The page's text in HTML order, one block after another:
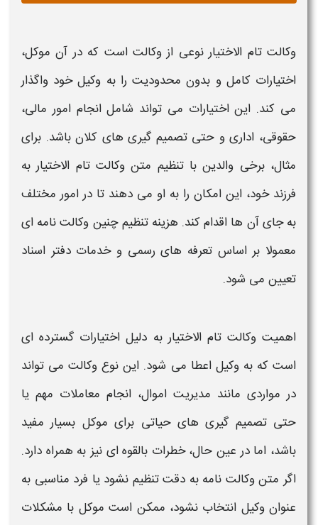
وکالت تام الاختیار نوعی از وکالت است که در آن موکل،
اختیارات کامل و بدون محدودیت را به وکیل خود واگذار
می کند. این اختیارات می تواند شامل انجام امور مالی،
حقوقی، اداری و حتی تصمیم گیری های کلان باشد. برای
مثال، برخی والدین با تنظیم متن وکالت تام الاختیار به
فرزند خود، این امکان را به او می دهند تا در امور مختلف
به جای آن ها اقدام کند. هزینهتنظیم چنین وکالتنامه ای
معمولا بر اساس تعرفه های رسمی و خدمات دفتر اسناد
تعیین می شود.
اهمیتوکالت تام الاختیاربه دلیل اختیارات گسترده ای
است که به وکیل اعطا می شود. این نوع وکالت می تواند
در مواردی مانند مدیریت اموال، انجام معاملات مهم یا
حتی تصمیم گیری های حیاتی برای موکل بسیار مفید
باشد، اما در عین حال، خطرات بالقوه ای نیز به همراه دارد.
اگر متن وکالت نامه به دقت تنظیم نشود یا فرد مناسبی به
عنوان وکیل انتخاب نشود، ممکن است موکل با مشکلات